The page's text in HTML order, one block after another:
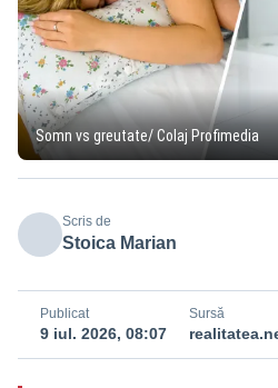
Somn vs greutate/ Colaj Profimedia
Scris de
Stoica Marian
Publicat
9 iul. 2026, 08:07
Sursă